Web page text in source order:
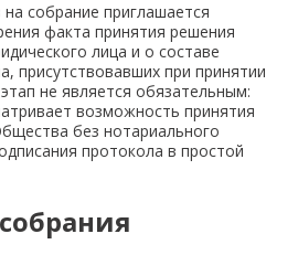
собрание приглашается
факта принятия решения
лица и о составе
присутствовавших при принятии
не является обязательным:
возможность принятия
без нотариального
протокола в простой